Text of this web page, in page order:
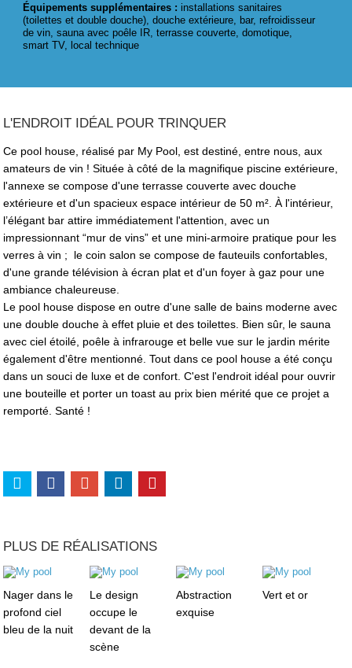
Équipements supplémentaires : installations sanitaires
(toilettes et double douche), douche extérieure, bar, refroidisseur
de vin, sauna avec poêle IR, terrasse couverte, domotique,
smart TV, local technique
L'ENDROIT IDÉAL POUR TRINQUER
Ce pool house, réalisé par My Pool, est destiné, entre nous, aux
amateurs de vin ! Située à côté de la magnifique piscine extérieure,
l'annexe se compose d'une terrasse couverte avec douche
extérieure et d'un spacieux espace intérieur de 50 m². À l'intérieur,
l’élégant bar attire immédiatement l'attention, avec un
impressionnant “mur de vins” et une mini-armoire pratique pour les
verres à vin ; le coin salon se compose de fauteuils confortables,
d'une grande télévision à écran plat et d'un foyer à gaz pour une
ambiance chaleureuse.
Le pool house dispose en outre d'une salle de bains moderne avec
une double douche à effet pluie et des toilettes. Bien sûr, le sauna
avec ciel étoilé, poêle à infrarouge et belle vue sur le jardin mérite
également d'être mentionné. Tout dans ce pool house a été conçu
dans un souci de luxe et de confort. C'est l'endroit idéal pour ouvrir
une bouteille et porter un toast au prix bien mérité que ce projet a
remporté. Santé !
PLUS DE RÉALISATIONS
Nager dans le
profond ciel
bleu de la nuit
Le design
occupe le
devant de la
scène
Abstraction
exquise
Vert et or